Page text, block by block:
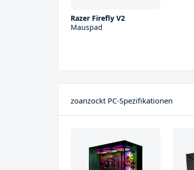
Razer Firefly V2
Mauspad
zoanzockt PC-Spezifikationen